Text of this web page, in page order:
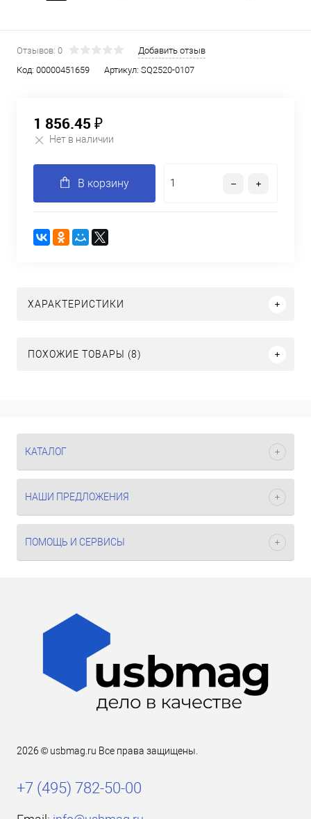
Отзывов: 0
Добавить отзыв
Код: 00000451659 Артикул: SQ2520-0107
1 856.45 ₽
Нет в наличии
В корзину
ХАРАКТЕРИСТИКИ
ПОХОЖИЕ ТОВАРЫ (8)
КАТАЛОГ
НАШИ ПРЕДЛОЖЕНИЯ
ПОМОЩЬ И СЕРВИСЫ
2026 © usbmag.ru Все права защищены.
+7 (495) 782-50-00